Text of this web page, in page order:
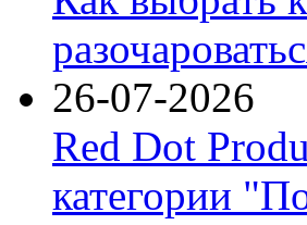
26-07-2026
Red Dot
категории